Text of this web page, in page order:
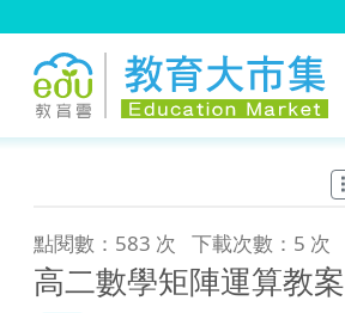
點閱數：583 次 下載次數：5 次
高二數學矩陣運算教案